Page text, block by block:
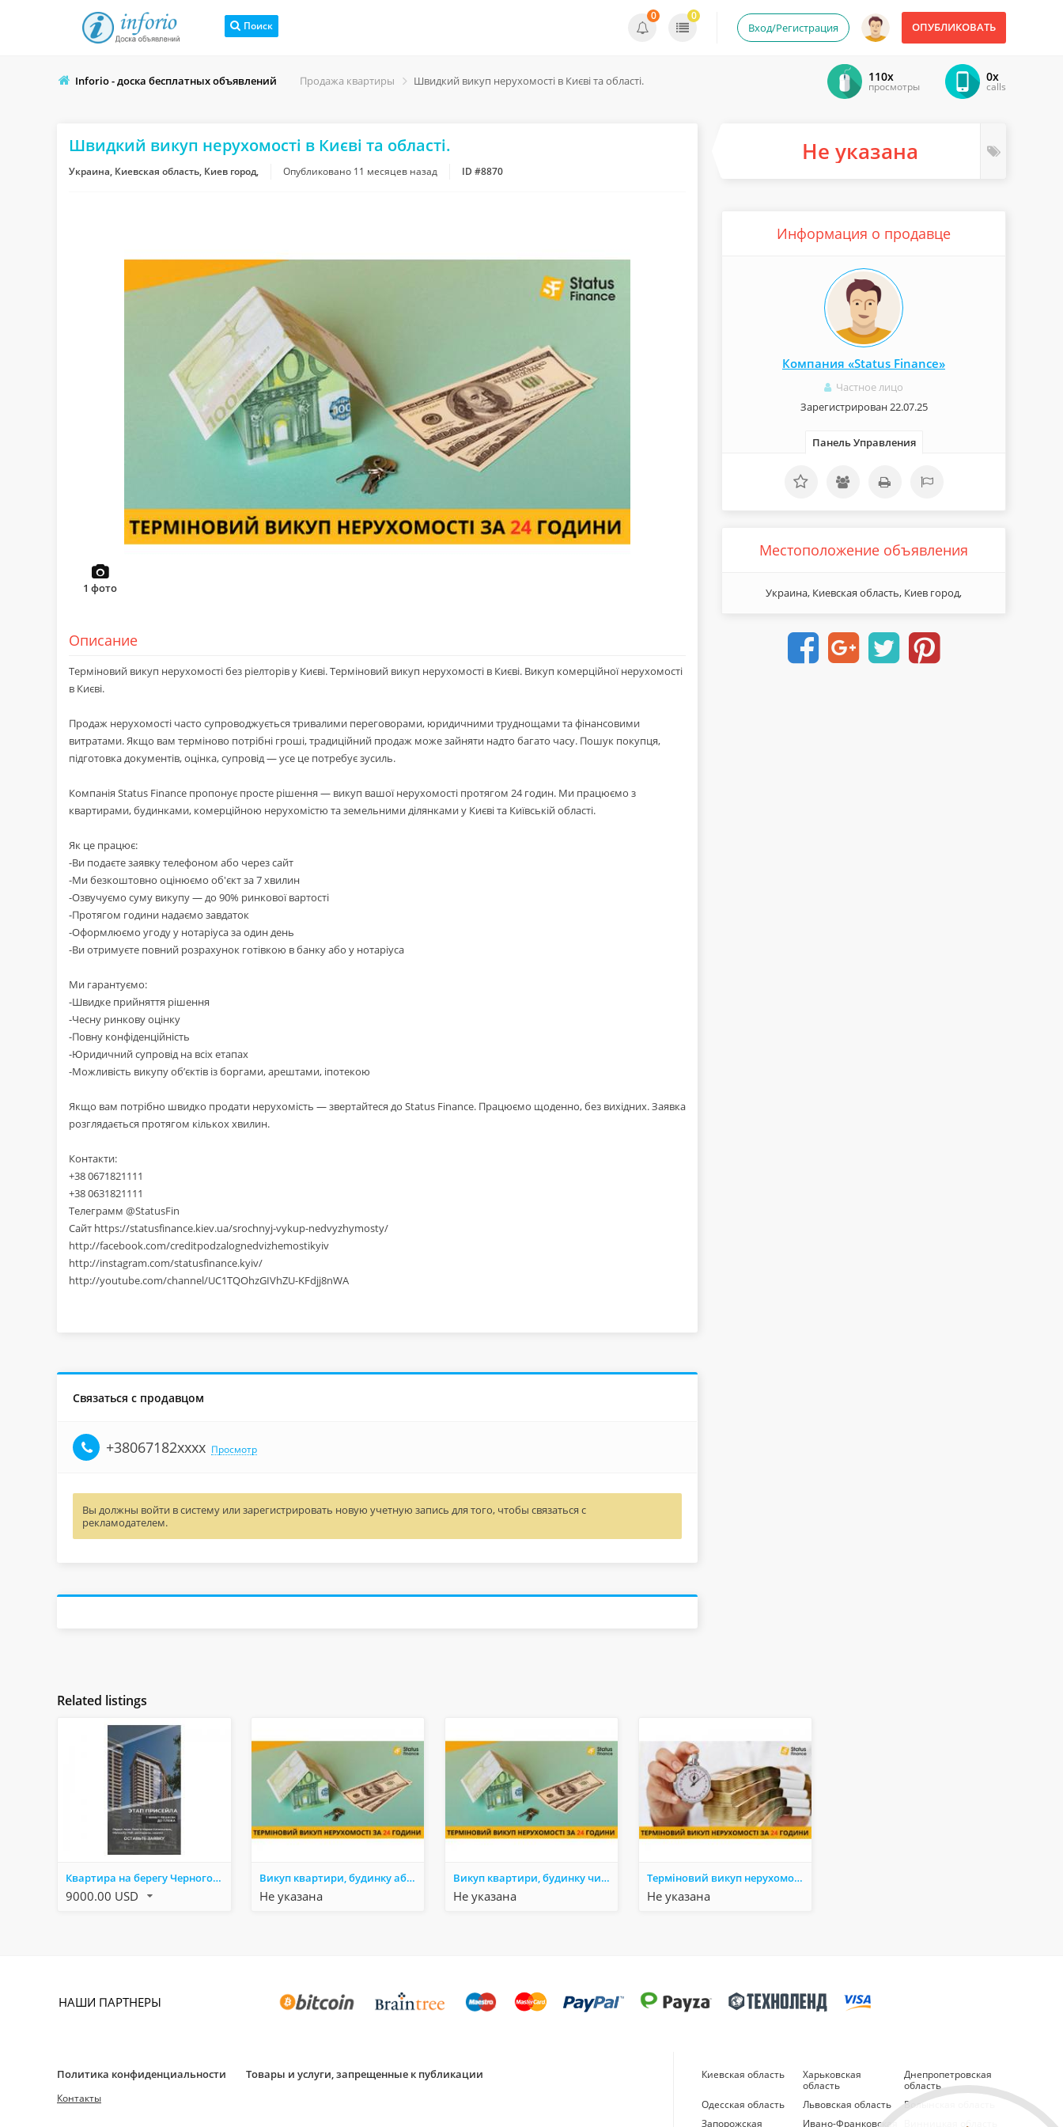
Поиск ОПУБЛИКОВАТЬ
Вход/Регистрация
0 0
Inforio - доска бесплатных объявлений Продажа квартиры Швидкий викуп нерухомості в Києві та області. 0x
calls
110x
просмотры
Швидкий викуп нерухомості в Києві та області.
Украина, Киевская область, Киев город, Опубликовано 11 месяцев назад ID #8870
1 фото
Описание
Терміновий викуп нерухомості без ріелторів у Києві. Терміновий викуп нерухомості в Києві. Викуп комерційної нерухомості
в Києві.
Продаж нерухомості часто супроводжується тривалими переговорами, юридичними труднощами та фінансовими
витратами. Якщо вам терміново потрібні гроші, традиційний продаж може зайняти надто багато часу. Пошук покупця,
підготовка документів, оцінка, супровід — усе це потребує зусиль.
Компанія Status Finance пропонує просте рішення — викуп вашої нерухомості протягом 24 годин. Ми працюємо з
квартирами, будинками, комерційною нерухомістю та земельними ділянками у Києві та Київській області.
Як це працює:
-Ви подаєте заявку телефоном або через сайт
-Ми безкоштовно оцінюємо об'єкт за 7 хвилин
-Озвучуємо суму викупу — до 90% ринкової вартості
-Протягом години надаємо завдаток
-Оформлюємо угоду у нотаріуса за один день
-Ви отримуєте повний розрахунок готівкою в банку або у нотаріуса
Ми гарантуємо:
-Швидке прийняття рішення
-Чесну ринкову оцінку
-Повну конфіденційність
-Юридичний супровід на всіх етапах
-Можливість викупу об’єктів із боргами, арештами, іпотекою
Якщо вам потрібно швидко продати нерухомість — звертайтеся до Status Finance. Працюємо щоденно, без вихідних. Заявка
розглядається протягом кількох хвилин.
Контакти:
+38 0671821111
+38 0631821111
Телеграмм @StatusFin
Сайт https://statusfinance.kiev.ua/srochnyj-vykup-nedvyzhymosty/
http://facebook.com/creditpodzalognedvizhemostikyiv
http://instagram.com/statusfinance.kyiv/
http://youtube.com/channel/UC1TQOhzGIVhZU-KFdjj8nWA
Связаться с продавцом
‎+38067182xxxx Просмотр
Вы должны войти в систему или зарегистрировать новую учетную запись для того, чтобы связаться с
рекламодателем.
Не указана
Информация о продавце
Компания «Status Finance»
Частное лицо
Зарегистрирован 22.07.25
Панель Управления
Местоположение объявления
Украина, Киевская область, Киев город,
Related listings
Квартира на берегу Черного моря Батуми за $9 000! Рассрочка 0% до 2029 года!
9000.00 USD
Викуп квартири, будинку або комерційного об’єкта за один день Київ.
Не указана
Викуп квартири, будинку чи комерційного об’єкта за 1 день у Києві.
Не указана
Терміновий викуп нерухомості без ріелторів — швидко і вигідно.
Не указана
НАШИ ПАРТНЕРЫ
Политика конфиденциальности Товары и услуги, запрещенные к публикации
Контакты
Киевская область
Харьковская
область
Днепропетровская
область
Одесская область
Львовская область
Волынская область
Запорожская
Ивано-Франковская Винницкая область